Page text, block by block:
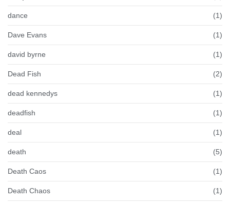
dance (1)
Dave Evans (1)
david byrne (1)
Dead Fish (2)
dead kennedys (1)
deadfish (1)
deal (1)
death (5)
Death Caos (1)
Death Chaos (1)